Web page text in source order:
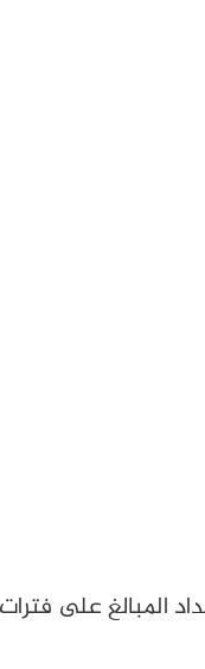
ومساحتها ويمكن سداد